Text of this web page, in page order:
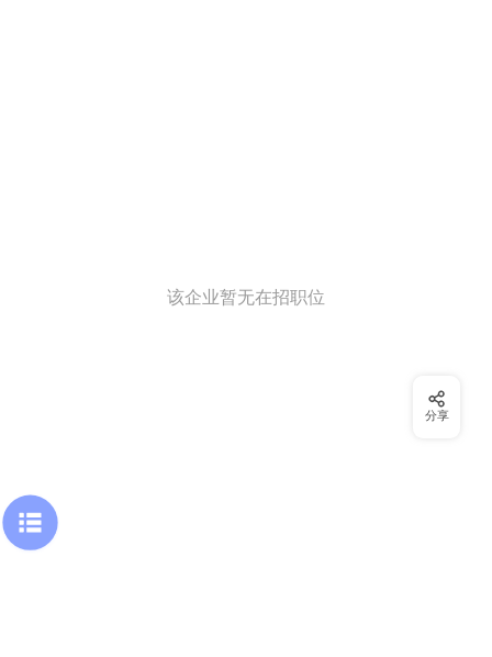
该企业暂无在招职位
分享